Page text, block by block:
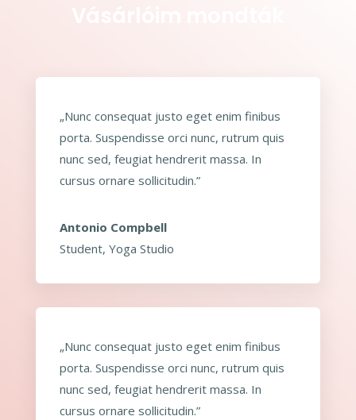
„Nunc consequat justo eget enim finibus
porta. Suspendisse orci nunc, rutrum quis
nunc sed, feugiat hendrerit massa. In
cursus ornare sollicitudin.”
Antonio Compbell
Student, Yoga Studio
„Nunc consequat justo eget enim finibus
porta. Suspendisse orci nunc, rutrum quis
nunc sed, feugiat hendrerit massa. In
cursus ornare sollicitudin.”